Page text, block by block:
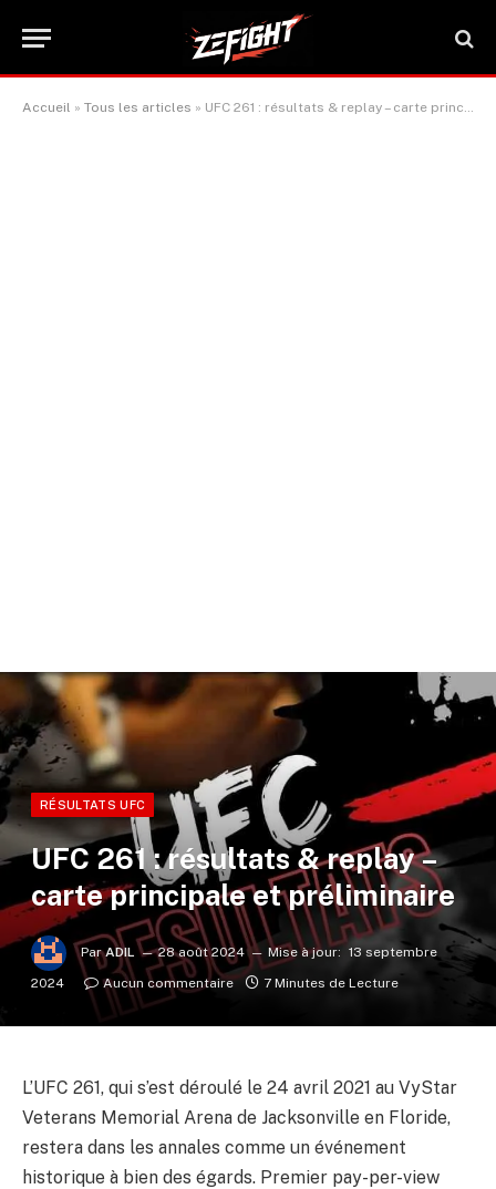
Accueil » Tous les articles » UFC 261 : résultats & replay – carte principale et préliminaire
RÉSULTATS UFC
UFC 261 : résultats & replay –
carte principale et préliminaire
Par ADIL 28 août 2024 Mise à jour: 13 septembre
2024
Aucun commentaire 7 Minutes de Lecture
L’UFC 261, qui s’est déroulé le 24 avril 2021 au VyStar
Veterans Memorial Arena de Jacksonville en Floride,
restera dans les annales comme un événement
historique à bien des égards. Premier pay-per-view